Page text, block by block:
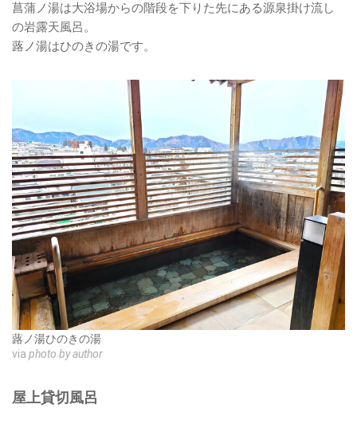
菖蒲ノ湯は大浴場からの階段を下りた先にある源泉掛け流し
の岩露天風呂。
蕗ノ湯はひのきの湯です。
蕗ノ湯ひのきの湯
via photo by author
屋上貸切風呂